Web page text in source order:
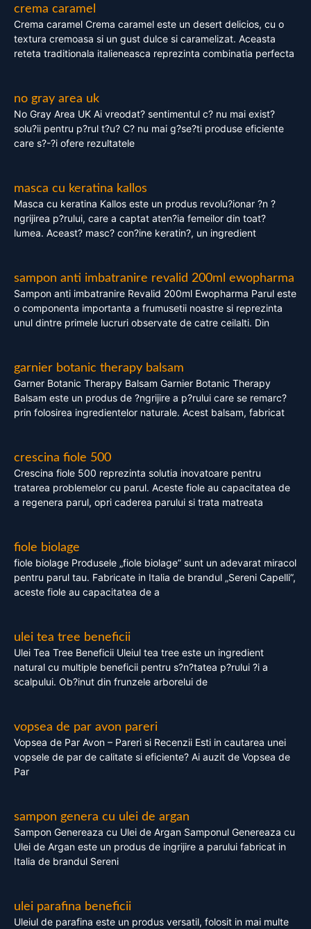
crema caramel
Crema caramel Crema caramel este un desert delicios, cu o
textura cremoasa si un gust dulce si caramelizat. Aceasta
reteta traditionala italieneasca reprezinta combinatia perfecta
no gray area uk
No Gray Area UK Ai vreodat? sentimentul c? nu mai exist?
solu?ii pentru p?rul t?u? C? nu mai g?se?ti produse eficiente
care s?-?i ofere rezultatele
masca cu keratina kallos
Masca cu keratina Kallos este un produs revolu?ionar ?n ?
ngrijirea p?rului, care a captat aten?ia femeilor din toat?
lumea. Aceast? masc? con?ine keratin?, un ingredient
sampon anti imbatranire revalid 200ml ewopharma
Sampon anti imbatranire Revalid 200ml Ewopharma Parul este
o componenta importanta a frumusetii noastre si reprezinta
unul dintre primele lucruri observate de catre ceilalti. Din
garnier botanic therapy balsam
Garner Botanic Therapy Balsam Garnier Botanic Therapy
Balsam este un produs de ?ngrijire a p?rului care se remarc?
prin folosirea ingredientelor naturale. Acest balsam, fabricat
crescina fiole 500
Crescina fiole 500 reprezinta solutia inovatoare pentru
tratarea problemelor cu parul. Aceste fiole au capacitatea de
a regenera parul, opri caderea parului si trata matreata
fiole biolage
fiole biolage Produsele „fiole biolage” sunt un adevarat miracol
pentru parul tau. Fabricate in Italia de brandul „Sereni Capelli”,
aceste fiole au capacitatea de a
ulei tea tree beneficii
Ulei Tea Tree Beneficii Uleiul tea tree este un ingredient
natural cu multiple beneficii pentru s?n?tatea p?rului ?i a
scalpului. Ob?inut din frunzele arborelui de
vopsea de par avon pareri
Vopsea de Par Avon – Pareri si Recenzii Esti in cautarea unei
vopsele de par de calitate si eficiente? Ai auzit de Vopsea de
Par
sampon genera cu ulei de argan
Sampon Genereaza cu Ulei de Argan Samponul Genereaza cu
Ulei de Argan este un produs de ingrijire a parului fabricat in
Italia de brandul Sereni
ulei parafina beneficii
Uleiul de parafina este un produs versatil, folosit in mai multe